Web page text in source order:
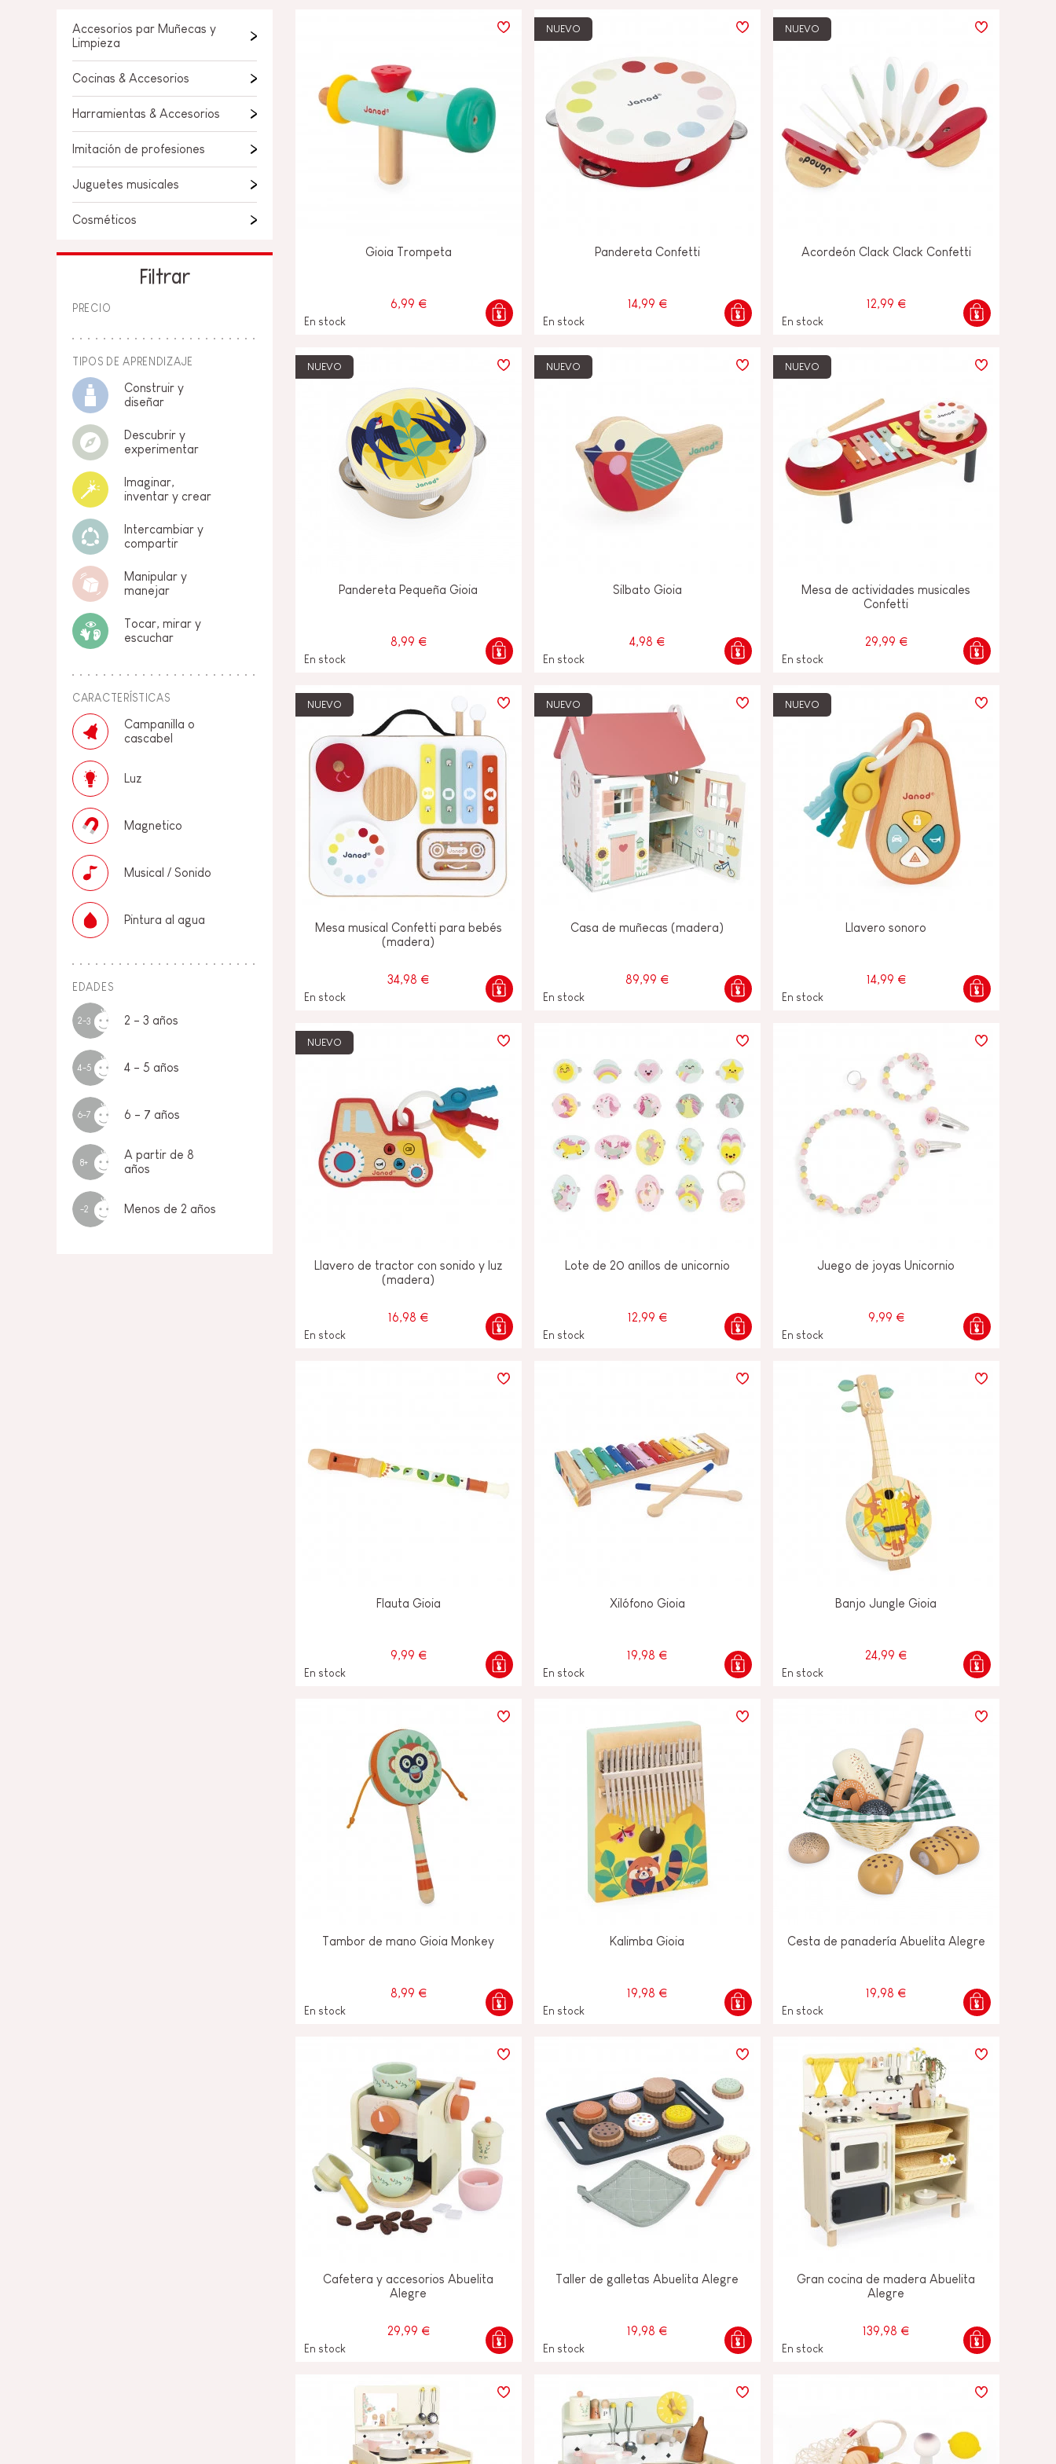
BEBÉS & PRIMERA INFANCIA
JUEGOS DE IMITACION
UNIVERSOS
AIRE LIBRE
PIZARRAS, MOBILIARIO &
Accesorios par Muñecas y
Limpieza
Cocinas & Accesorios
Harramientas & Accesorios
Imitación de profesiones
Juguetes musicales
Cosméticos
Filtrar
PRECIO
TIPOS DE APRENDIZAJE
Construir y
diseñar
Descubrir y
experimentar
Imaginar,
inventar y crear
Intercambiar y
compartir
Manipular y
manejar
Tocar, mirar y
escuchar
CARACTERÍSTICAS
Campanilla o
cascabel
Luz
Magnetico
Musical / Sonido
Pintura al agua
EDADES
2-3 2 - 3 años
4-5 4 - 5 años
6-7 6 - 7 años
8+
A partir de 8
años
-2 Menos de 2 años
Gioia Trompeta
6,99 €
En stock
NUEVO
Pandereta Confetti
14,99 €
En stock
NUEVO
Acordeón Clack Clack Confetti
12,99 €
En stock
NUEVO
Pandereta Pequeña Gioia
8,99 €
En stock
NUEVO
Silbato Gioia
4,98 €
En stock
NUEVO
Mesa de actividades musicales
Confetti
29,99 €
En stock
NUEVO
Mesa musical Confetti para bebés
(madera)
34,98 €
En stock
NUEVO
Casa de muñecas (madera)
89,99 €
En stock
NUEVO
Llavero sonoro
14,99 €
En stock
NUEVO
Llavero de tractor con sonido y luz
(madera)
16,98 €
En stock
Lote de 20 anillos de unicornio
12,99 €
En stock
Juego de joyas Unicornio
9,99 €
En stock
Flauta Gioia
9,99 €
En stock
Xilófono Gioia
19,98 €
En stock
Banjo Jungle Gioia
24,99 €
En stock
Tambor de mano Gioia Monkey
8,99 €
En stock
Kalimba Gioia
19,98 €
En stock
Cesta de panadería Abuelita Alegre
19,98 €
En stock
Cafetera y accesorios Abuelita
Alegre
29,99 €
En stock
Taller de galletas Abuelita Alegre
19,98 €
En stock
Gran cocina de madera Abuelita
Alegre
139,98 €
En stock